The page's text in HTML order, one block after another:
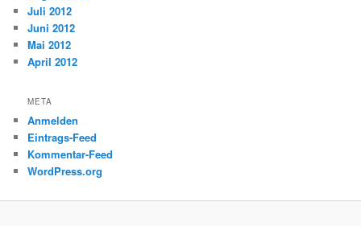
Juli 2012
Juni 2012
Mai 2012
April 2012
META
Anmelden
Eintrags-Feed
Kommentar-Feed
WordPress.org